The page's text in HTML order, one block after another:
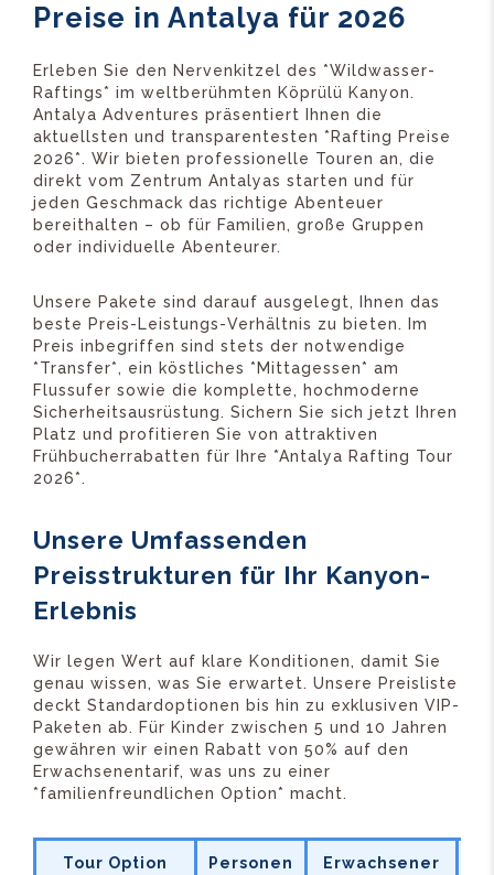
Preise in Antalya für 2026
Erleben Sie den Nervenkitzel des *Wildwasser-
Raftings* im weltberühmten Köprülü Kanyon.
Antalya Adventures präsentiert Ihnen die
aktuellsten und transparentesten *Rafting Preise
2026*. Wir bieten professionelle Touren an, die
direkt vom Zentrum Antalyas starten und für
jeden Geschmack das richtige Abenteuer
bereithalten – ob für Familien, große Gruppen
oder individuelle Abenteurer.
Unsere Pakete sind darauf ausgelegt, Ihnen das
beste Preis-Leistungs-Verhältnis zu bieten. Im
Preis inbegriffen sind stets der notwendige
*Transfer*, ein köstliches *Mittagessen* am
Flussufer sowie die komplette, hochmoderne
Sicherheitsausrüstung. Sichern Sie sich jetzt Ihren
Platz und profitieren Sie von attraktiven
Frühbucherrabatten für Ihre *Antalya Rafting Tour
2026*.
Unsere Umfassenden
Preisstrukturen für Ihr Kanyon-
Erlebnis
Wir legen Wert auf klare Konditionen, damit Sie
genau wissen, was Sie erwartet. Unsere Preisliste
deckt Standardoptionen bis hin zu exklusiven VIP-
Paketen ab. Für Kinder zwischen 5 und 10 Jahren
gewähren wir einen Rabatt von 50% auf den
Erwachsenentarif, was uns zu einer
*familienfreundlichen Option* macht.
Tour Option Personen
Erwachsener